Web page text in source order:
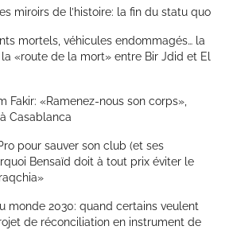
miroirs de l’histoire: la fin du statu quo
mortels, véhicules endommagés… la
«route de la mort» entre Bir Jdid et El
Fakir: «Ramenez-nous son corps»,
Casablanca
pour sauver son club (et ses
Bensaïd doit à tout prix éviter le
monde 2030: quand certains veulent
de réconciliation en instrument de